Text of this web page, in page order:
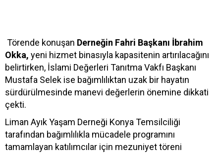
Törende konuşan Derneğin Fahri Başkanı İbrahim
Okka, yeni hizmet binasıyla kapasitenin artırılacağını
belirtirken, İslami Değerleri Tanıtma Vakfı Başkanı
Mustafa Selek ise bağımlılıktan uzak bir hayatın
sürdürülmesinde manevi değerlerin önemine dikkati
çekti.
Liman Ayık Yaşam Derneği Konya Temsilciliği
tarafından bağımlılıkla mücadele programını
tamamlayan katılımcılar için mezuniyet töreni